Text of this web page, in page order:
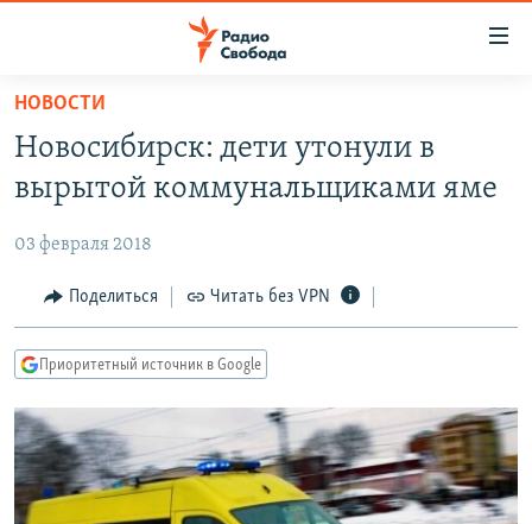
упрощенного
доступа
основному
Вернутся
главной
навигации
Вернутся
поиску
ПРОГРАММЫ
АВТОРСКИЕ ПРОЕКТЫ
ЦИТАТЫ СВОБОДЫ
МНЕНИЯ
IDEL.РЕАЛИИ
КАВКАЗ.РЕАЛИИ
СЕВЕР.РЕАЛИИ
СИБИРЬ.РЕАЛИИ
НОВОСТИ
Новосибирск: дети утонули в
вырытой коммунальщиками яме
03 февраля 2018
Поделиться Читать без VPN
Приоритетный источник в Google